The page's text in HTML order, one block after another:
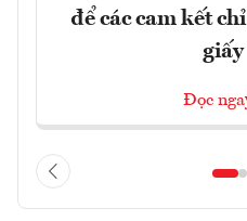
để các cam kết
giấy
Đọc